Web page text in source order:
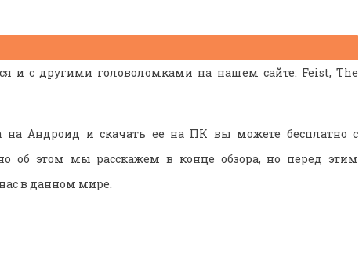
и с другими головоломками на нашем сайте: Feist, The
Андроид и скачать ее на ПК вы можете бесплатно с
об этом мы расскажем в конце обзора, но перед этим
в данном мире.